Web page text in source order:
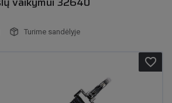
Turime sandėlyje
favorite_border